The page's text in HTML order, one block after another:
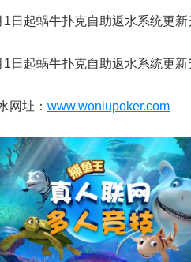
1日起蜗牛扑克自助返水系统更
1日起蜗牛扑克自助返水系统更
网址： www.woniupoker.com